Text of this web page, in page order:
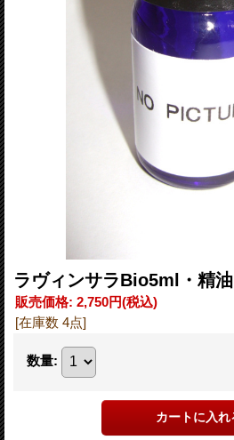
ラヴィンサラBio5ml・精油
販売価格: 2,750円(税込)
[在庫数 4点]
数量: